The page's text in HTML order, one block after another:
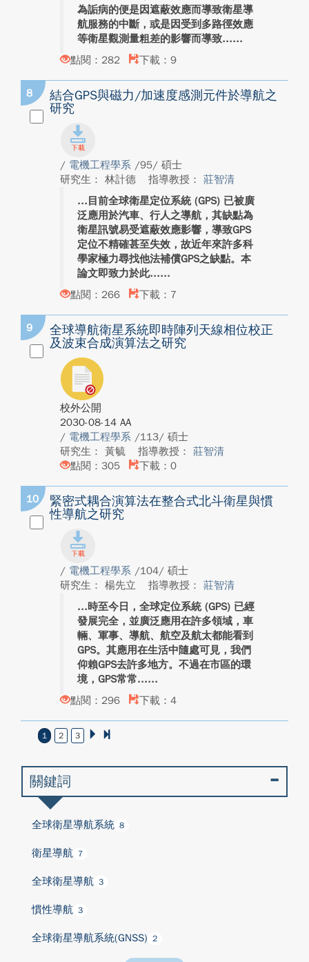
為詬病的便是因遮蔽效應而導致衛星導
航服務的中斷，或是因受到多路徑效應
等衛星觀測量粗差的影響而導致...
點閱：282
下載：9
8
結合GPS與磁力/加速度感測元件於導航之
研究
/ 電機工程學系 /95/ 碩士
研究生： 林計德
指導教授： 莊智清
目前全球衛星定位系統 (GPS) 已被廣
泛應用於汽車、行人之導航，其缺點為
衛星訊號易受遮蔽效應影響，導致GPS
定位不精確甚至失效，故近年來許多科
學家極力尋找他法補償GPS之缺點。本
論文即致力於此...
點閱：266
下載：7
9
全球導航衛星系統即時陣列天線相位校正
及波束合成演算法之研究
校外公開
2030-08-14 AA
/ 電機工程學系 /113/ 碩士
研究生： 黃毓
指導教授： 莊智清
點閱：305
下載：0
10
緊密式耦合演算法在整合式北斗衛星與慣
性導航之研究
/ 電機工程學系 /104/ 碩士
研究生： 楊先立
指導教授： 莊智清
時至今日，全球定位系統 (GPS) 已經
發展完全，並廣泛應用在許多領域，車
輛、軍事、導航、航空及航太都能看到
GPS。其應用在生活中隨處可見，我們
仰賴GPS去許多地方。不過在市區的環
境，GPS常常...
點閱：296
下載：4
1 2 3
關鍵詞
全球衛星導航系統 8
衛星導航 7
全球衛星導航 3
慣性導航 3
全球衛星導航系統(GNSS) 2